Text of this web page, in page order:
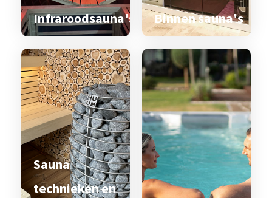
Infraroodsauna's Binnen sauna's
Sauna
technieken en